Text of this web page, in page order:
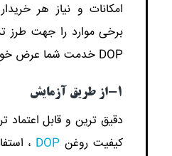
امکانات و نیاز هر
برخی موارد را جهت
DOP خدمت شما عرض خواهیم کرد.
1-از طریق آزمایش
دقیق ترین و قابل
کیفیت روغن DOP ،